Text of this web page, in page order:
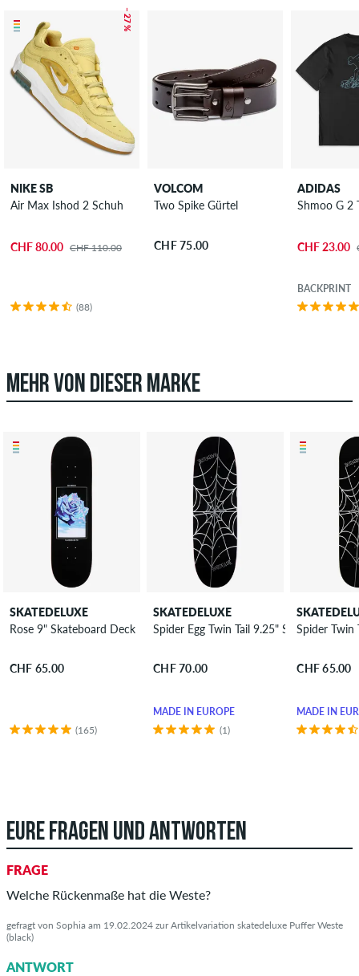
– 27 %
NIKE SB
Air Max Ishod 2 Schuh
CHF 80.00 CHF 110.00
(88)
VOLCOM
Two Spike Gürtel
CHF 75.00
ADIDAS
Shmoo G 2
CHF 23.00
BACKPRINT
MEHR VON DIESER MARKE
SKATEDELUXE
Rose 9" Skateboard Deck
CHF 65.00
(165)
SKATEDELUXE
Spider Egg Twin Tail 9.25" Skateboard
CHF 70.00
MADE IN EUROPE
(1)
Spider Twin
CHF 65.00
MADE IN
EURE FRAGEN UND ANTWORTEN
FRAGE
Welche Rückenmaße hat die Weste?
gefragt von Sophia am 19.02.2024 zur Artikelvariation skatedeluxe Puffer Weste
(black)
ANTWORT